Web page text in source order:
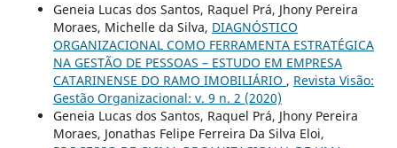
Geneia Lucas dos Santos, Raquel Prá, Jhony Pereira
Moraes, Michelle da Silva, DIAGNÓSTICO
ORGANIZACIONAL COMO FERRAMENTA ESTRATÉGICA
NA GESTÃO DE PESSOAS – ESTUDO EM EMPRESA
CATARINENSE DO RAMO IMOBILIÁRIO , Revista Visão:
Gestão Organizacional: v. 9 n. 2 (2020)
Geneia Lucas dos Santos, Raquel Prá, Jhony Pereira
Moraes, Jonathas Felipe Ferreira Da Silva Eloi,